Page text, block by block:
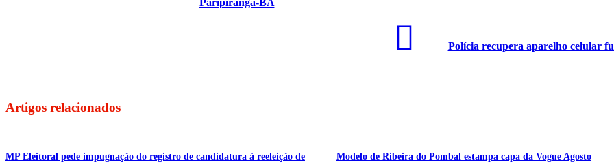
Paripiranga-BA
Polícia recupera aparelho celular
Artigos relacionados
MP Eleitoral pede impugnação do registro de candidatura à reeleição de
Modelo de Ribeira do Pombal estampa capa da Vogue Agosto